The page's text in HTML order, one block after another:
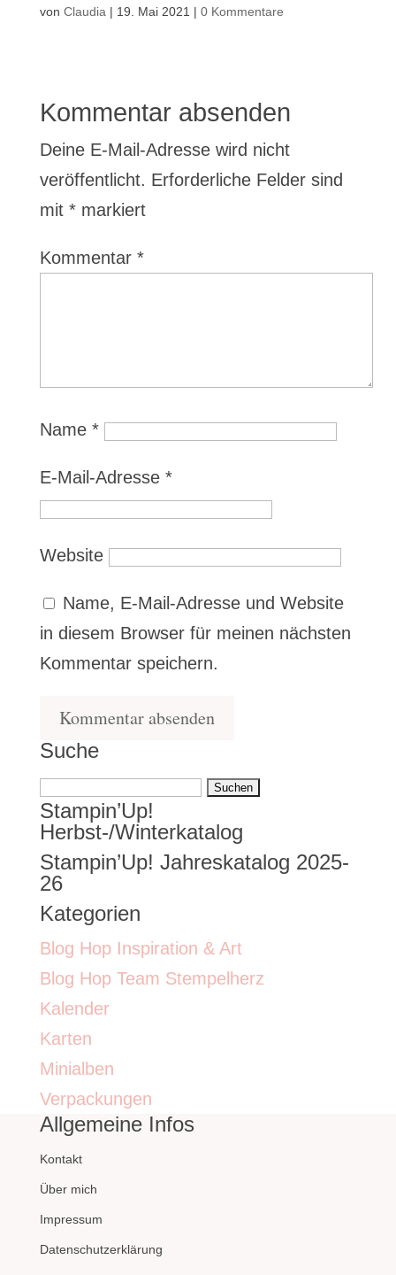
von Claudia | 19. Mai 2021 | 0 Kommentare
Kommentar absenden
Deine E-Mail-Adresse wird nicht
veröffentlicht. Erforderliche Felder sind
mit *markiert
Kommentar *
Name *
E-Mail-Adresse *
Website
Name, E-Mail-Adresse und Website
in diesem Browser für meinen nächsten
Kommentar speichern.
Suche
Suchen
nach:
Stampin’Up!
Herbst-/Winterkatalog
Stampin’Up! Jahreskatalog 2025-
26
Kategorien
Blog Hop Inspiration & Art
Blog Hop Team Stempelherz
Kalender
Karten
Minialben
Verpackungen
Allgemeine Infos
Kontakt
Über mich
Impressum
Datenschutzerklärung